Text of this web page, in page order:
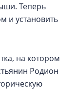
Теперь
и установить
на котором
Родион